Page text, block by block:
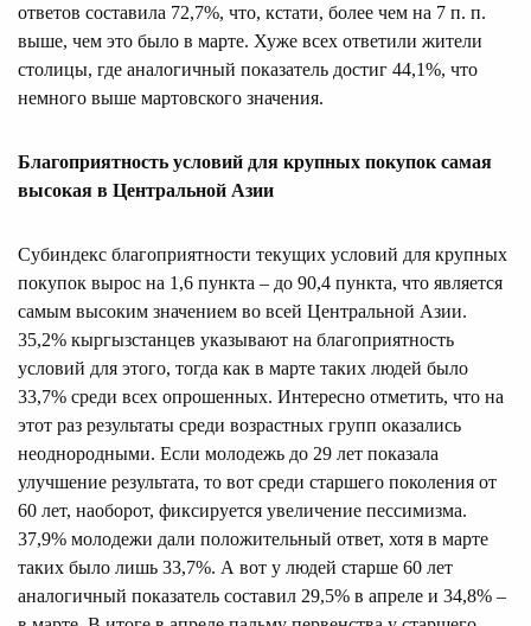
ответов составила 72,7%, что, кстати, более чем на 7 п. п.
выше, чем это было в марте. Хуже всех ответили жители
столицы, где аналогичный показатель достиг 44,1%, что
немного выше мартовского значения.
Благоприятность условий для крупных покупок самая
высокая в Центральной Азии
Субиндекс благоприятности текущих условий для крупных
покупок вырос на 1,6 пункта – до 90,4 пункта, что является
самым высоким значением во всей Центральной Азии.
35,2% кыргызстанцев указывают на благоприятность
условий для этого, тогда как в марте таких людей было
33,7% среди всех опрошенных. Интересно отметить, что на
этот раз результаты среди возрастных групп оказались
неоднородными. Если молодежь до 29 лет показала
улучшение результата, то вот среди старшего поколения от
60 лет, наоборот, фиксируется увеличение пессимизма.
37,9% молодежи дали положительный ответ, хотя в марте
таких было лишь 33,7%. А вот у людей старше 60 лет
аналогичный показатель составил 29,5% в апреле и 34,8% –